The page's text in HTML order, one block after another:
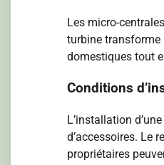
Les micro-
turbine transforme
domestiques tout
Conditions
L’installation
d’accessoires. Le
propriétaires